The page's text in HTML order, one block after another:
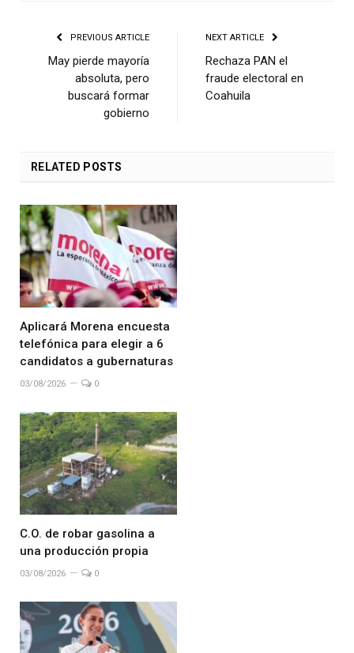
PREVIOUS ARTICLE
May pierde mayoría
absoluta, pero
buscará formar
gobierno
NEXT ARTICLE
Rechaza PAN el
fraude electoral en
Coahuila
RELATED POSTS
Aplicará Morena encuesta
telefónica para elegir a 6
candidatos a gubernaturas
03/08/2026 0
C.O. de robar gasolina a
una producción propia
03/08/2026 0